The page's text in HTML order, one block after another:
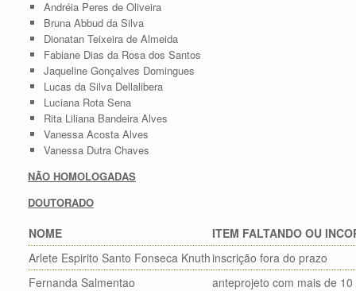
Andréia Peres de Oliveira
Bruna Abbud da Silva
Dionatan Teixeira de Almeida
Fabiane Dias da Rosa dos Santos
Jaqueline Gonçalves Domingues
Lucas da Silva Dellalibera
Luciana Rota Sena
Rita Liliana Bandeira Alves
Vanessa Acosta Alves
Vanessa Dutra Chaves
NÃO HOMOLOGADAS
DOUTORADO
NOME
ITEM FALTANDO OU
Arlete Espirito Santo Fonseca Knuthinscrição fora do prazo
Fernanda Salmentao
anteprojeto com mais de